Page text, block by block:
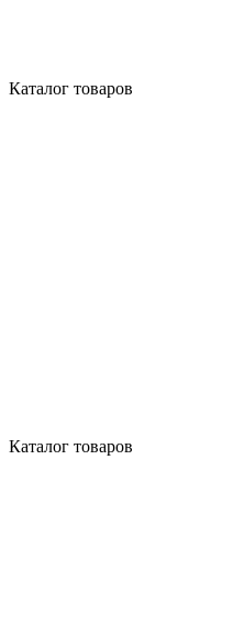
Каталог товаров
Каталог товаров